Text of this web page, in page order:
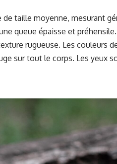
de taille moyenne, mesurant
queue épaisse et
rugueuse. Les couleurs
sur tout le corps. Les yeux